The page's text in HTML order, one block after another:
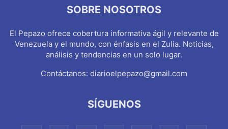
SOBRE NOSOTROS
El Pepazo ofrece cobertura informativa ágil y relevante de
Venezuela y el mundo, con énfasis en el Zulia. Noticias,
análisis y tendencias en un solo lugar.
Contáctanos: diarioelpepazo@gmail.com
SÍGUENOS